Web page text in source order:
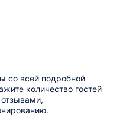
со всей подробной
количество гостей